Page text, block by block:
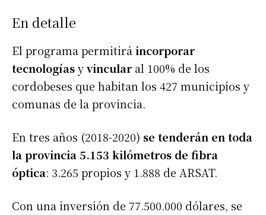
En detalle
El programa permitiráincorporar
tecnologíasyvincular al 100% de los
cordobeses que habitan los 427 municipios y
comunas de la provincia.
En tres años (2018-2020) se tenderán en toda
la provincia 5.153 kilómetros de fibra
óptica: 3.265 propios y 1.888 de ARSAT.
Con una inversión de 77.500.000 dólares, se